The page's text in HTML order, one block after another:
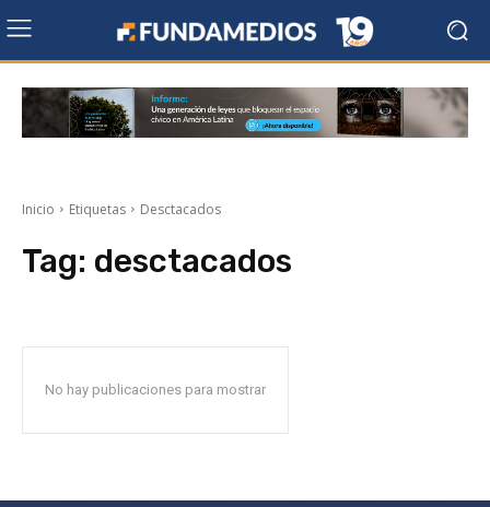
Inicio Etiquetas Desctacados
Tag: desctacados
No hay publicaciones para mostrar